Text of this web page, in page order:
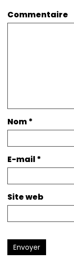
Commentaire
Nom*
E-mail*
Site web
Envoyer